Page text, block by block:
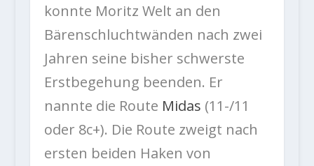
konnte Moritz Welt an den
Bärenschluchtwänden nach zwei
Jahren seine bisher schwerste
Erstbegehung beenden. Er
nannte die Route Midas (11-/11
oder 8c+). Die Route zweigt nach
ersten beiden Haken von